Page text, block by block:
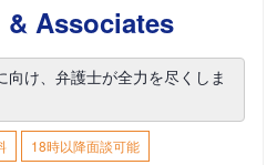
& Associates
け、弁護士が全力を尽くしま
18時以降面談可能